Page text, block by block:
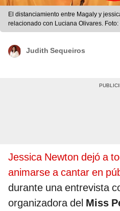
El distanciamiento entre Magaly y
relacionado con Luciana Olivares.
Judith Sequeiros
Jessica Newton dejó a
animarse a cantar en
durante una entrevista
organizadora del Miss